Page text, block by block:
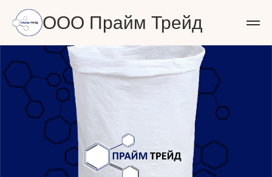
ООО Прайм Трейд